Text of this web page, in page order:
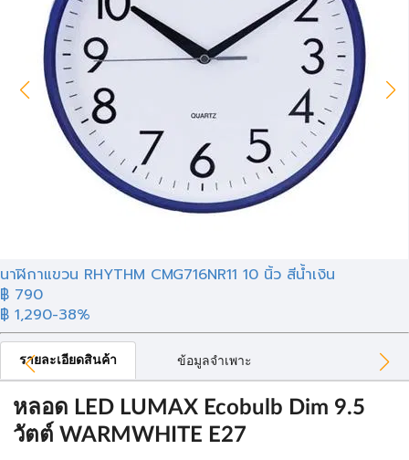
นาฬิกาแขวน RHYTHM CMG716NR11 10 นิ้ว สีน้ำเงิน
฿ 790
฿ 1,290-38%
รายละเอียดสินค้า ข้อมูลจำเพาะ
หลอด LED LUMAX Ecobulb Dim 9.5
วัตต์ WARMWHITE E27